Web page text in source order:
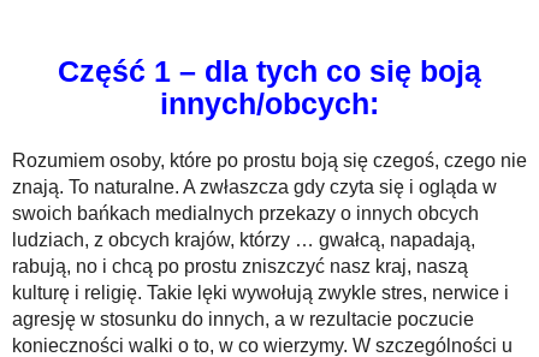
Bezpiecznie i w zgodzie z prawem
Część 1 – dla tych co się boją
innych/obcych:
Rozumiem osoby, które po prostu boją się czegoś, czego nie
znają. To naturalne. A zwłaszcza gdy czyta się i ogląda w
swoich bańkach medialnych przekazy o innych obcych
ludziach, z obcych krajów, którzy … gwałcą, napadają,
rabują, no i chcą po prostu zniszczyć nasz kraj, naszą
kulturę i religię. Takie lęki wywołują zwykle stres, nerwice i
agresję w stosunku do innych, a w rezultacie poczucie
konieczności walki o to, w co wierzymy. W szczególności u